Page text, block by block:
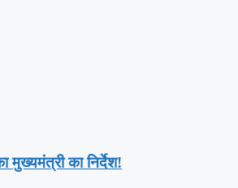
मुख्यमंत्री का निर्देश!